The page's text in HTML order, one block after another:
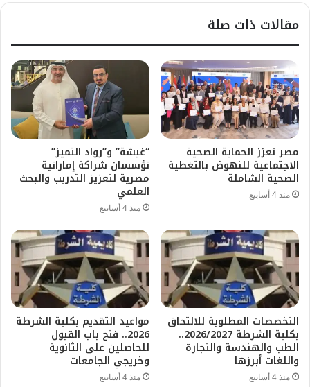
مقالات ذات صلة
مصر تعزز الحماية الصحية
الاجتماعية للنهوض بالتغطية
الصحية الشاملة
منذ 4 أسابيع
“غبشة” و”رواد التميز”
تؤسسان شراكة إماراتية
مصرية لتعزيز التدريب والبحث
العلمي
منذ 4 أسابيع
التخصصات المطلوبة للالتحاق
بكلية الشرطة 2026/2027..
الطب والهندسة والتجارة
واللغات أبرزها
منذ 4 أسابيع
مواعيد التقديم بكلية الشرطة
2026.. فتح باب القبول
للحاصلين على الثانوية
وخريجي الجامعات
منذ 4 أسابيع